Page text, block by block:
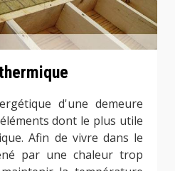
d'une demeure
dont le plus utile
Afin de vivre dans le
par une chaleur trop